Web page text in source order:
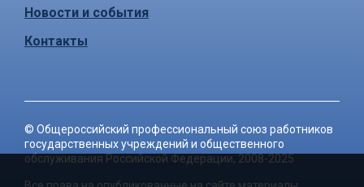
Новости и события
Контакты
© Общероссийский профессиональный союз работников
государственных учреждений и общественного
обслуживания Российской Федерации, 2008-2025